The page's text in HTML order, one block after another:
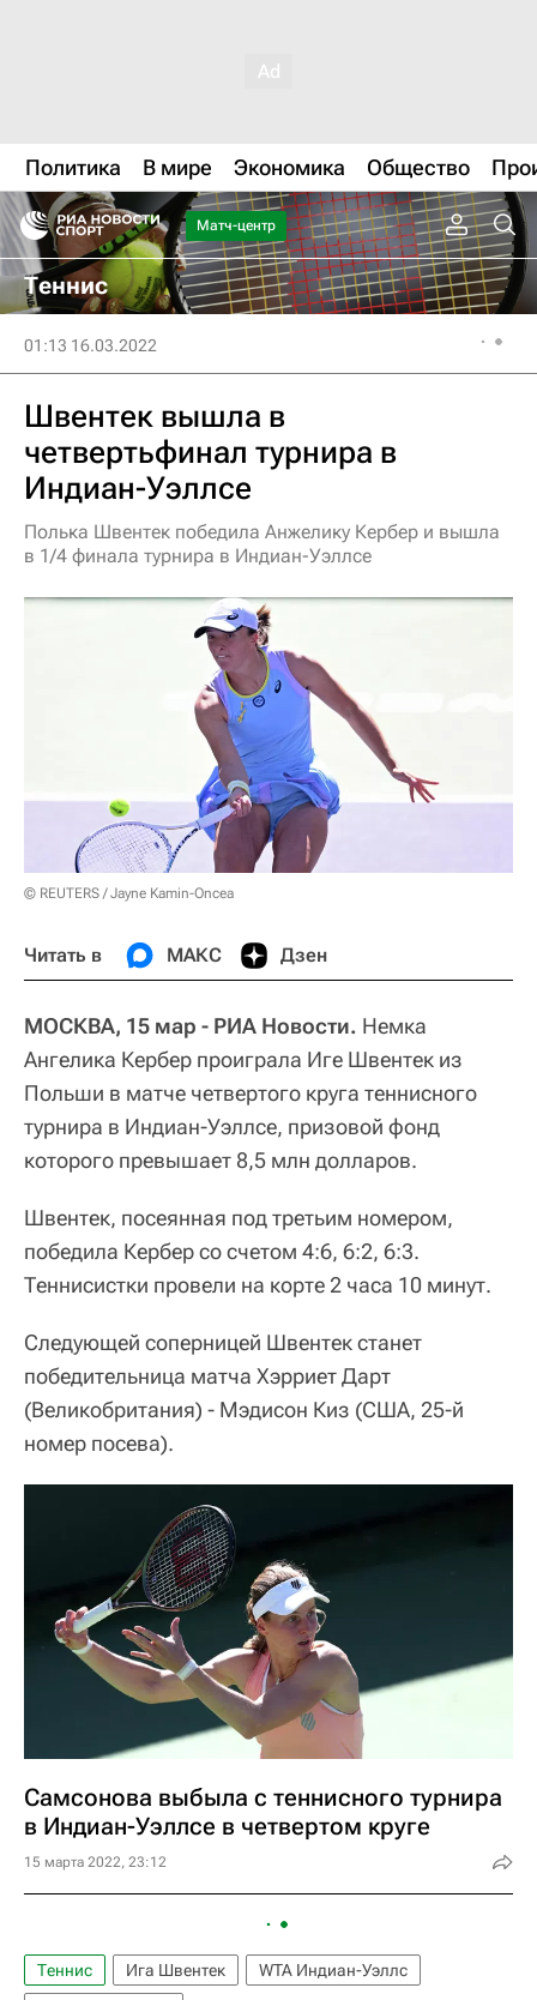
Политика В мире Экономика Общество
Матч-центр
Теннис
01:13 16.03.2022
Швентек вышла в
четвертьфинал турнира в
Индиан-Уэллсе
Полька Швентек победила Анжелику Кербер и вышла
в 1/4 финала турнира в Индиан-Уэллсе
© REUTERS / Jayne Kamin-Oncea
Читать в МАКС Дзен
МОСКВА, 15 мар - РИА Новости. Немка
Ангелика Кербер проиграла Иге Швентек из
Польши в матче четвертого круга теннисного
турнира в Индиан-Уэллсе, призовой фонд
которого превышает 8,5 млн долларов.
Швентек, посеянная под третьим номером,
победила Кербер со счетом 4:6, 6:2, 6:3.
Теннисистки провели на корте 2 часа 10 минут.
Следующей соперницей Швентек станет
победительница матча Хэрриет Дарт
(Великобритания) - Мэдисон Киз (США, 25-й
номер посева).
Самсонова выбыла с теннисного турнира
в Индиан-Уэллсе в четвертом круге
15 марта 2022, 23:12
Теннис Ига Швентек
WTA Индиан-Уэллс